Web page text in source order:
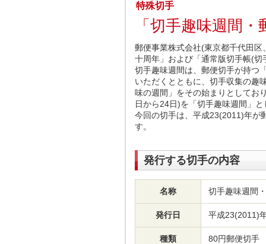
特殊切手
「切手趣味週間
郵便事業株式会社(東京都千代田
十周年」および「通常版切手帳(
切手趣味週間は、郵便切手が持つ
いただくとともに、切手収集の趣
味の週間」をその始まりとしてお
日から24日)を「切手趣味週間」
今回の切手は、平成23(2011)年が
す。
発行する切手の内容
名称 切手趣味週間
発行日 平成23(2011)
種類 80円郵便切手